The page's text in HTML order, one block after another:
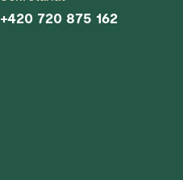
+420 720 875 162